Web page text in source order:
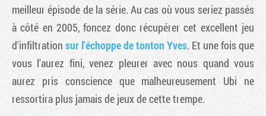
meilleur épisode de la série. Au cas où vous seriez passés
à côté en 2005, foncez donc récupérer cet excellent jeu
d'infiltration sur l'échoppe de tonton Yves. Et une fois que
vous l'aurez fini, venez pleurer avec nous quand vous
aurez pris conscience que malheureusement Ubi ne
ressortira plus jamais de jeux de cette trempe.